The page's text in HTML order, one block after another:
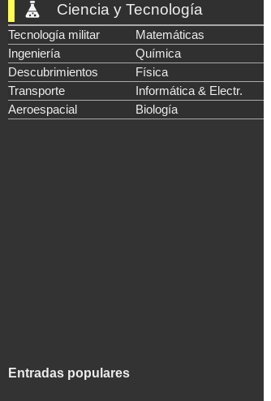
Ciencia y Tecnología
Tecnología militar
Matemáticas
Ingeniería
Química
Descubrimientos
Física
Transporte
Informática & Electr.
Aeroespacial
Biología
Entradas populares